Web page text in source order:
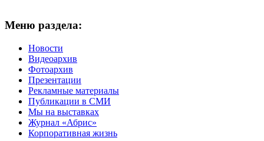
Меню раздела:
Новости
Видеоархив
Фотоархив
Презентации
Рекламные материалы
Публикации в СМИ
Мы на выставках
Журнал «Абрис»
Корпоративная жизнь